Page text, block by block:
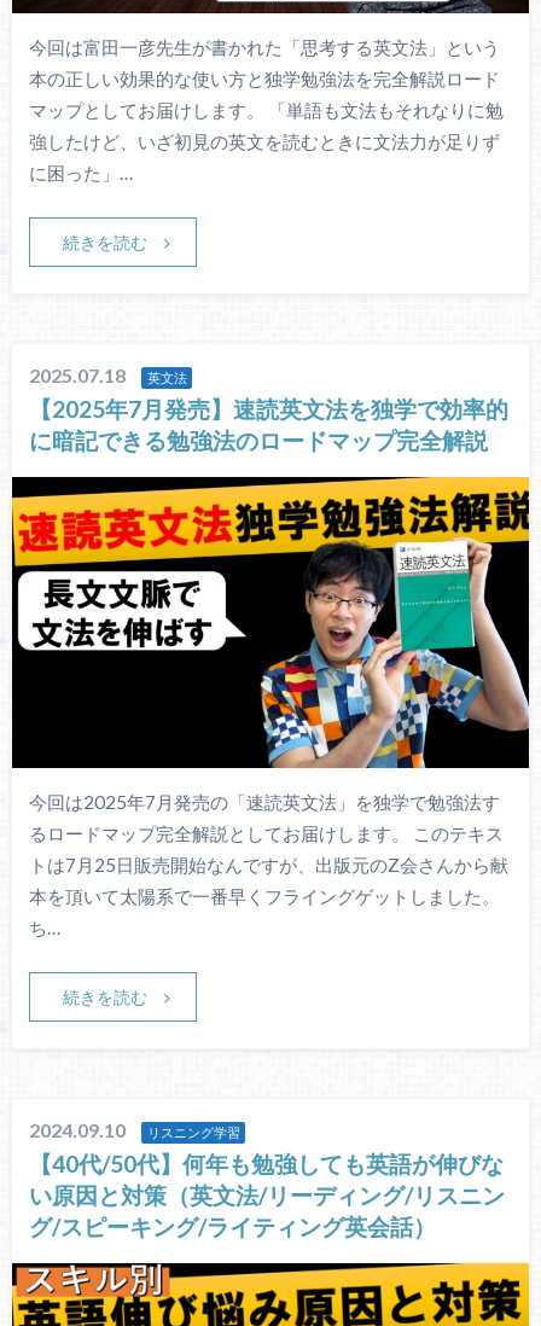
今回は富田一彦先生が書かれた「思考する英文法」という
本の正しい効果的な使い方と独学勉強法を完全解説ロード
マップとしてお届けします。 「単語も文法もそれなりに勉
強したけど、いざ初見の英文を読むときに文法力が足りず
に困った」…
続きを読む
2025.07.18 英文法
【2025年7月発売】速読英文法を独学で効率的
に暗記できる勉強法のロードマップ完全解説
今回は2025年7月発売の「速読英文法」を独学で勉強法す
るロードマップ完全解説としてお届けします。 このテキス
トは7月25日販売開始なんですが、出版元のZ会さんから献
本を頂いて太陽系で一番早くフライングゲットしました。
ち…
続きを読む
2024.09.10 リスニング学習
【40代/50代】何年も勉強しても英語が伸びな
い原因と対策（英文法/リーディング/リスニン
グ/スピーキング/ライティング英会話）